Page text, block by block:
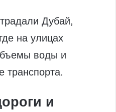
Дубай,
на улицах
воды и
транспорта.
и